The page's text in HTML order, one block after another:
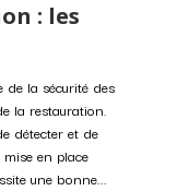
: les
de la sécurité des
la restauration.
détecter et de
en place
une bonne...